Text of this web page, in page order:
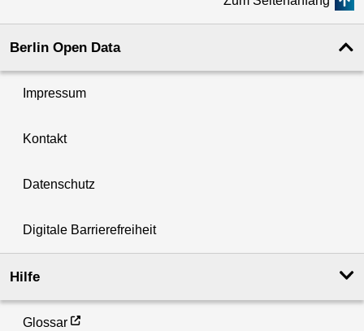
Berlin Open Data
Impressum
Kontakt
Datenschutz
Digitale Barrierefreiheit
Hilfe
Glossar